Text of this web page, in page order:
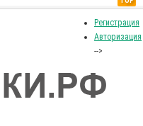
Регистрация
Авторизация
-->